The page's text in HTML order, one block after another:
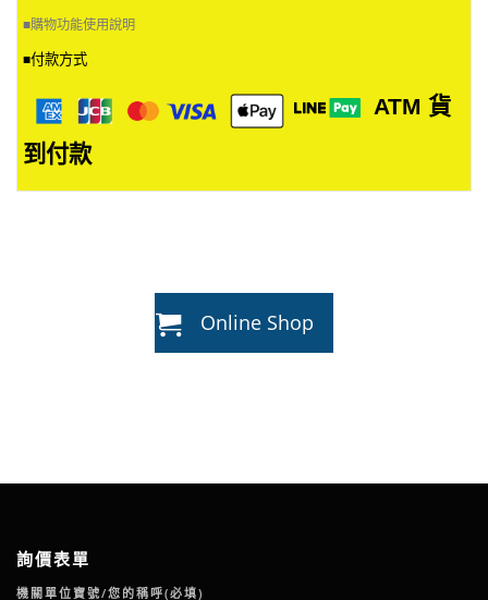
■購物功能使用說明
■付款方式
ATM 貨
到付款
Online Shop
詢價表單
機關單位寶號/您的稱呼(必填)